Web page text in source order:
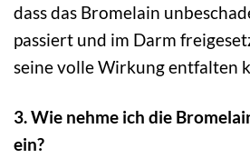
dass das Bromelain
passiert und im Darm
seine volle Wirkung entfalten
3. Wie nehme ich die
ein?